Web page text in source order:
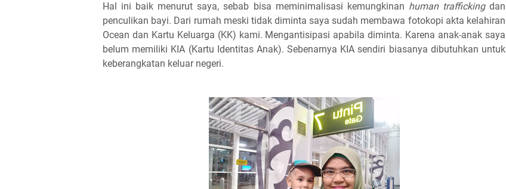
Hal ini baik menurut saya, sebab bisa meminimalisasi kemungkinan human traffickingdan
penculikan bayi. Dari rumah meski tidak diminta saya sudah membawa fotokopi akta kelahiran
Ocean dan Kartu Keluarga (KK) kami. Mengantisipasi apabila diminta. Karena anak-anak saya
belum memiliki KIA (Kartu Identitas Anak). Sebenarnya KIA sendiri biasanya dibutuhkan untuk
keberangkatan keluar negeri.